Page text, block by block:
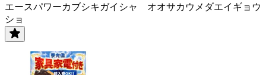
エースパワーカブシキガイシャ オオサカウメダエイギョウ
ショ